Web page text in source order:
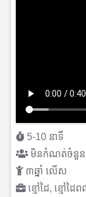
5-10 នាទី
មិនកំណត់ចំនួន
៣ឆ្នាំ លើស
ខ្មៅដៃ, ខ្មៅដៃ